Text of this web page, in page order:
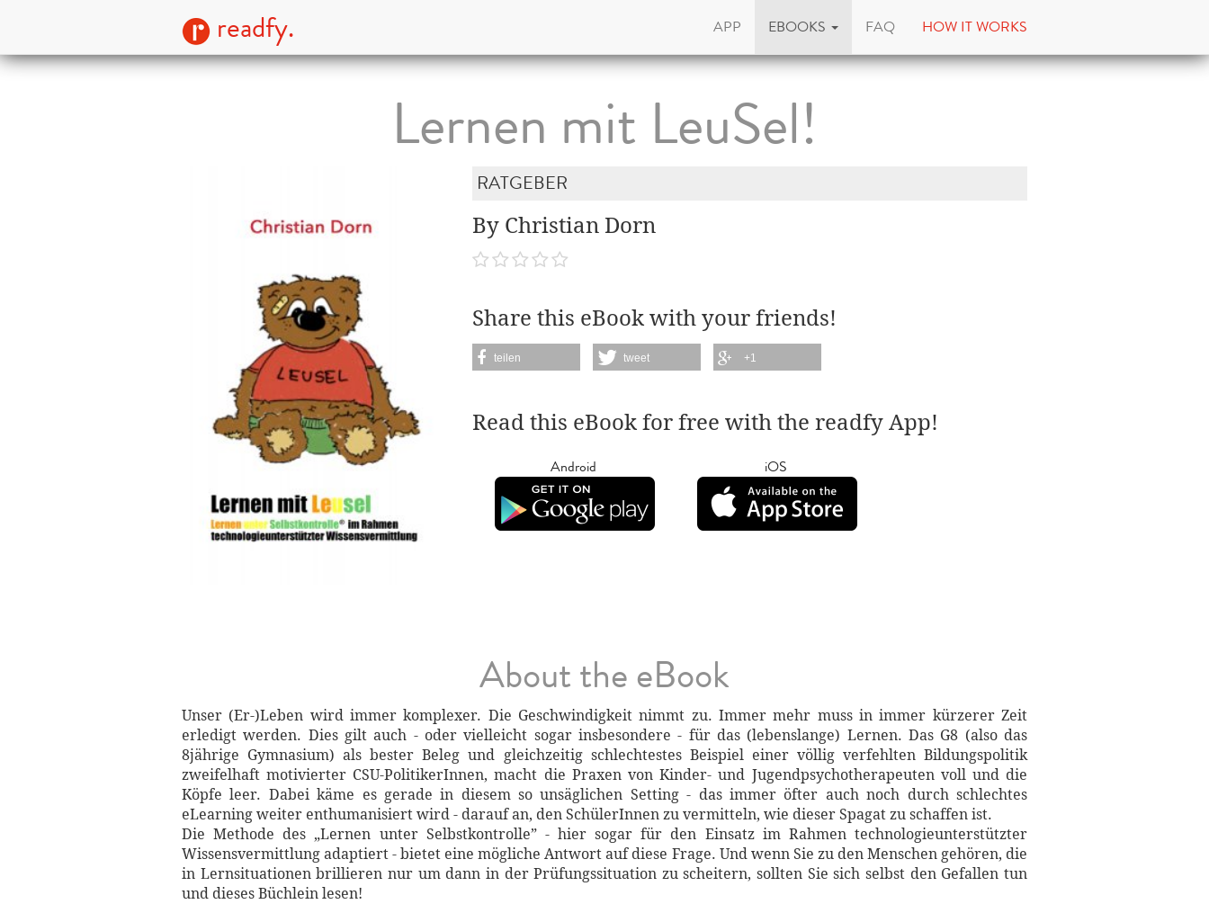
readfy. APP EBOOKS FAQ HOW IT WORKS
Lernen mit LeuSel!
RATGEBER
By Christian Dorn
Share this eBook with your friends!
teilen tweet +1
Read this eBook for free with the readfy App!
Android iOS
About the eBook
Unser (Er-)Leben wird immer komplexer. Die Geschwindigkeit nimmt zu. Immer mehr muss in immer kürzerer Zeit
erledigt werden. Dies gilt auch - oder vielleicht sogar insbesondere - für das (lebenslange) Lernen. Das G8 (also das
8jährige Gymnasium) als bester Beleg und gleichzeitig schlechtestes Beispiel einer völlig verfehlten Bildungspolitik
zweifelhaft motivierter CSU-PolitikerInnen, macht die Praxen von Kinder- und Jugendpsychotherapeuten voll und die
Köpfe leer. Dabei käme es gerade in diesem so unsäglichen Setting - das immer öfter auch noch durch schlechtes
eLearning weiter enthumanisiert wird - darauf an, den SchülerInnen zu vermitteln, wie dieser Spagat zu schaffen ist.
Die Methode des „Lernen unter Selbstkontrolle” - hier sogar für den Einsatz im Rahmen technologieunterstützter
Wissensvermittlung adaptiert - bietet eine mögliche Antwort auf diese Frage. Und wenn Sie zu den Menschen gehören, die
in Lernsituationen brillieren nur um dann in der Prüfungssituation zu scheitern, sollten Sie sich selbst den Gefallen tun
und dieses Büchlein lesen!